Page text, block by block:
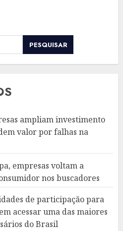
PESQUISAR
ampliam investimento
valor por falhas na
empresas voltam a
nos buscadores
de participação para
acessar uma das maiores
do Brasil